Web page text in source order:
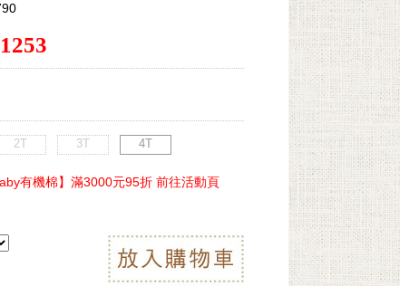
1253
2T 3T 4T
有機棉】滿3000元95折 前往活動頁